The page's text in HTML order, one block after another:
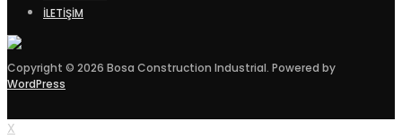
İLETİŞİM
Copyright © 2026 Bosa Construction Industrial. Powered by
WordPress
X